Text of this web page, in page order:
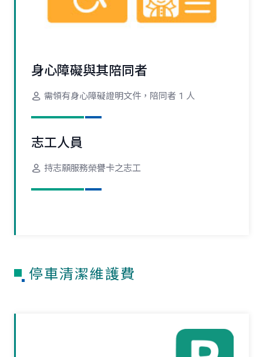
身心障礙與其陪同者
需領有身心障礙證明文件，陪同者 1 人
志工人員
持志願服務榮譽卡之志工
停車清潔維護費